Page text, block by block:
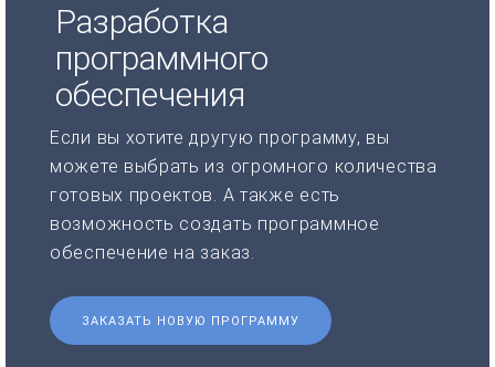
Разработка
программного
обеспечения
Если вы хотите другую программу, вы
можете выбрать из огромного количества
готовых проектов. А также есть
возможность создать программное
обеспечение на заказ.
ЗАКАЗАТЬ НОВУЮ ПРОГРАММУ